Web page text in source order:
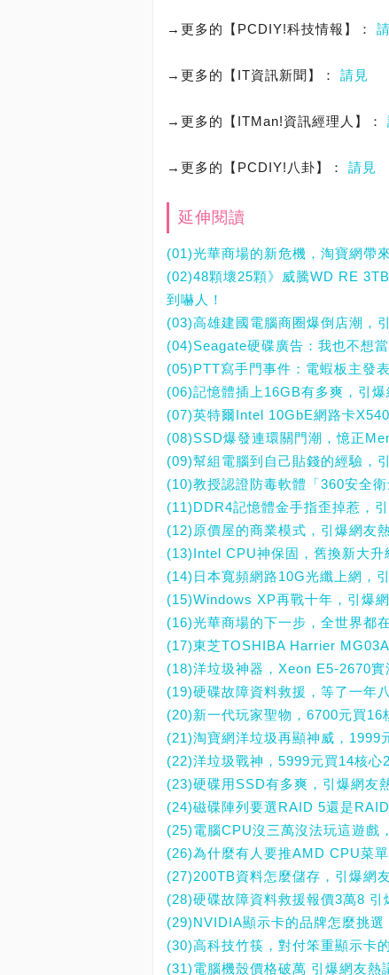
→更多的【PCDIY!科技情報】：
→更多的【IT資訊新聞】： 請見
→更多的【ITMan!資訊經理人】：
→更多的【PCDIY!八卦】： 請見
延伸閱讀
(01)光華商場的新危機，淘寶網帶
(02)48顆壞25顆》威騰WD RE
到嚇人！
(03)高雄建國電腦商圈爆倒店潮，
(04)Seagate硬碟廣告：我也不想
(05)PTT寫手門事件：電蝦板主發
(06)記憶體插上16GB有多爽，引爆
(07)英特爾Intel 10GbE網路卡
(08)SSD爆發連環關門潮，憶正
(09)幫組電腦到自己貼錢的經驗，
(10)教授認證防毒軟體「360安全衛
(11)DDR4記憶體金手指歪掉惹，引
(12)原價屋的商業模式，引爆網友熱
(13)Intel CPU神保固，舊換新大升
(14)日本寬頻網路10G光纖上網，
(15)Windows XP再戰十年，引爆網
(16)光華商場的下一步，全世界都在
(17)東芝TOSHIBA Harrier
(18)洋垃圾神器，Xeon E5-2670實
(19)硬碟故障資料救援，等了一年
(20)新一代玩家聖物，6700元買16
(21)淘寶網洋垃圾再顯神威，1999
(22)洋垃圾戰神，5999元買14核心
(23)硬碟用SSD有多爽，引爆網友
(24)磁碟陣列要選RAID 5還是
(25)電腦CPU沒三萬沒法玩這遊戲
(26)為什麼有人要推AMD CPU菜單
(27)200TB資料怎麼儲存，引爆網
(28)硬碟故障資料救援報價3萬8 引
(29)NVIDIA顯示卡的品牌怎麼挑選
(30)高科技竹筷，對付笨重顯示卡
(31)電腦機殼價格破萬 引爆網友熱